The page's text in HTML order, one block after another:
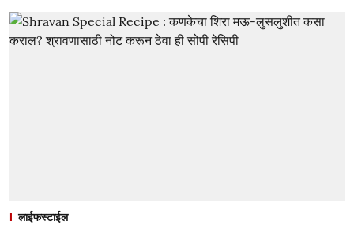
लाईफस्टाईल